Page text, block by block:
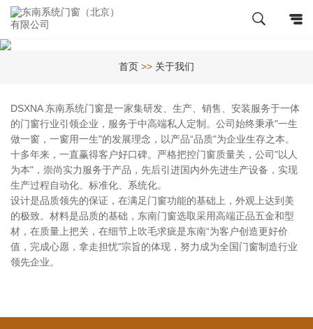
首页 >> 关于我们
DSXNA 东南系统门窗是一家集研发、生产、销售、安装服务于一体
的门窗行业引领企业，服务于中高端私人定制。公司始终秉承"一生
做一窗，一窗用一生"的发展理念，以产品“品质"为企业生存之本。
十多年来，一直赢得客户好口碑。严格把控门窗质量关，公司"以人
为本"，崇尚实力服务于产品，先后引进国内外先进生产设备，实现
生产过程自动化、标准化、系统化。
设计是品质领先的保证，在满足门窗功能的基础上，外观上达到美
的极致。材料是品质的基础，东南门窗选取采用高端正品五金和型
材，在质量上把关，在细节上吹毛求疵是东南“为客户创造更好价
值，完成心愿，拿走担忧"宗旨的体现，努力成为全国门窗制造行业
领先企业。